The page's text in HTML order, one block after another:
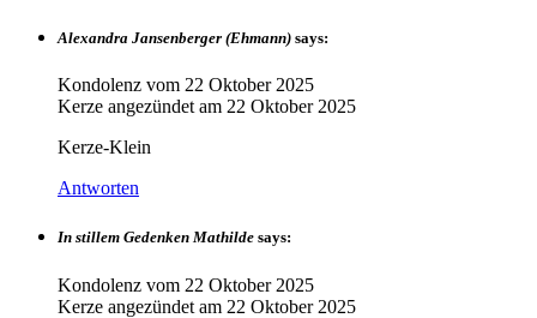
Alexandra Jansenberger (Ehmann) says:
Kondolenz vom 22 Oktober 2025
Kerze angezündet am 22 Oktober 2025
Kerze-Klein
Antworten
In stillem Gedenken Mathilde says:
Kondolenz vom 22 Oktober 2025
Kerze angezündet am 22 Oktober 2025